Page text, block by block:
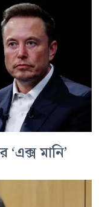
‘এক্স মানি’